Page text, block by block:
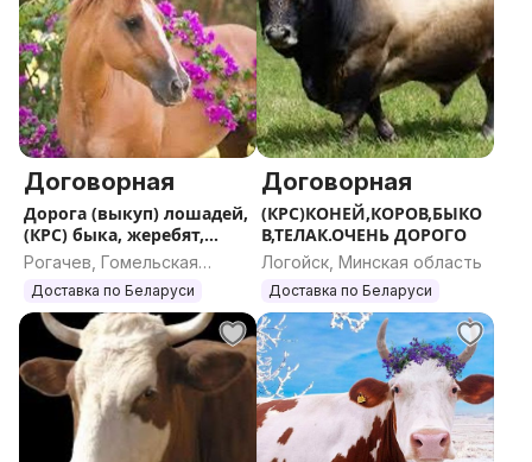
Договорная
Дорога (выкуп) лошадей,
(КРС) быка, жеребят,
тёлок)
Рогачев, Гомельская
область
Доставка по Беларуси
Договорная
(КРС)КОНЕЙ,КОРОВ,БЫКО
В,ТЕЛАК.ОЧЕНЬ ДОРОГО
Логойск, Минская область
Доставка по Беларуси